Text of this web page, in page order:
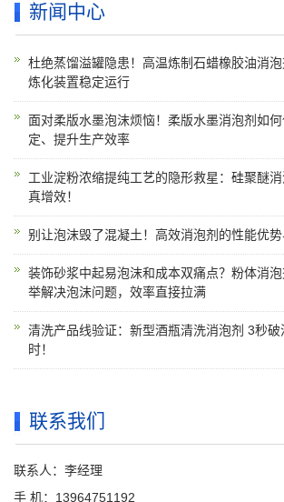
新闻中心
杜绝蒸馏溢罐隐患！高温炼制石蜡橡胶油消
炼化装置稳定运行
面对柔版水墨泡沫烦恼！柔版水墨消泡剂如
定、提升生产效率
工业淀粉浓缩提纯工艺的隐形救星：硅聚醚
真增效！
别让泡沫毁了混凝土！高效消泡剂的性能优
装饰砂浆中起易泡沫和成本双痛点？粉体消
举解决泡沫问题，效率直接拉满
清洗产品线验证：新型酒瓶清洗消泡剂 3秒
时！
联系我们
联系人：李经理
手 机：13964751192